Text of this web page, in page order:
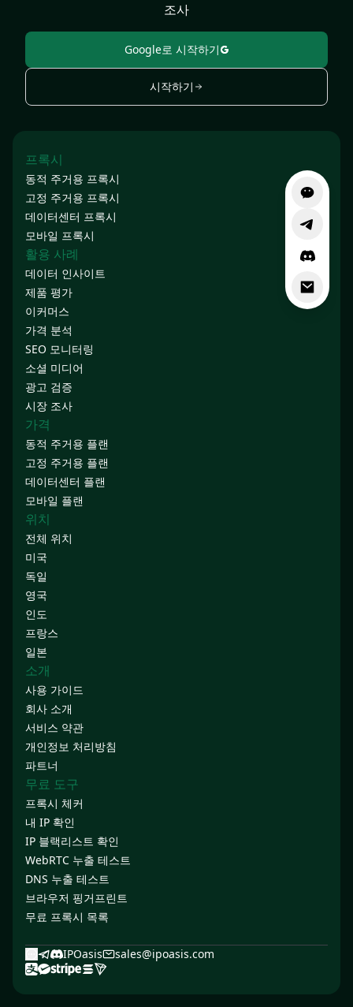
조사
Google로 시작하기
시작하기
프록시
동적 주거용 프록시
고정 주거용 프록시
데이터센터 프록시
모바일 프록시
활용 사례
데이터 인사이트
제품 평가
이커머스
가격 분석
SEO 모니터링
소셜 미디어
광고 검증
시장 조사
가격
동적 주거용 플랜
고정 주거용 플랜
데이터센터 플랜
모바일 플랜
위치
전체 위치
미국
독일
영국
인도
프랑스
일본
소개
사용 가이드
회사 소개
서비스 약관
개인정보 처리방침
파트너
무료 도구
프록시 체커
내 IP 확인
IP 블랙리스트 확인
WebRTC 누출 테스트
DNS 누출 테스트
브라우저 핑거프린트
무료 프록시 목록
IPOasis sales@ipoasis.com